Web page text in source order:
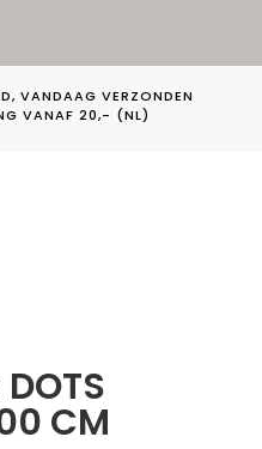
VANDAAG VERZONDEN
VANAF 20,- (NL)
CM